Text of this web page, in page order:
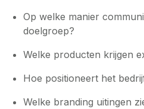
Op welke manier
doelgroep?
Welke producten krijgen
Hoe positioneert het
Welke branding uitingen